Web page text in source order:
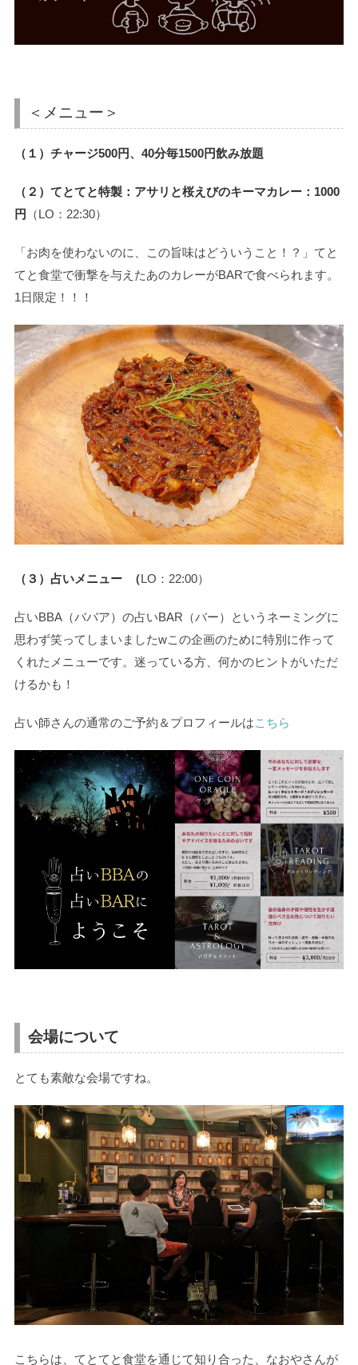
＜メニュー＞
（１）チャージ500円、40分毎1500円飲み放題
（２）てとてと特製：アサリと桜えびのキーマカレー：1000
円
（LO：22:30）
「お肉を使わないのに、この旨味はどういうこと！？」てと
てと食堂で衝撃を与えたあのカレーがBARで食べられます。
1日限定！！！
（３）占いメニュー （LO：22:00）
占いBBA（ババア）の占いBAR（バー）というネーミングに
思わず笑ってしまいましたwこの企画のために特別に作って
くれたメニューです。迷っている方、何かのヒントがいただ
けるかも！
占い師さんの通常のご予約＆プロフィールはこちら
会場について
とても素敵な会場ですね。
こちらは、てとてと食堂を通じて知り合った、なおやさんが